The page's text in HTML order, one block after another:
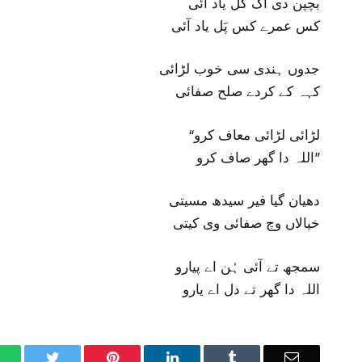
کس عمرے کس پَل یاد آئی
جدوں ہندی سی خوب لڑائی
کہہ کے کردے صلح صفائی
“لڑائی لڑائی معاف کرو
اللہ دا گھر صاف کرو”
دھیان گیا فیر سیدھ مسیتی
خیالاں وچ صفائی وی کیتی
سمجھ تے آئی ہُن اے پیارو
اللہ دا گھر تے دل اے یارو
Twitter Pinterest LinkedIn Tumblr Email